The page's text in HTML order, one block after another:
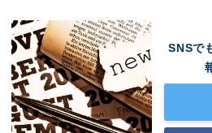
SNSで